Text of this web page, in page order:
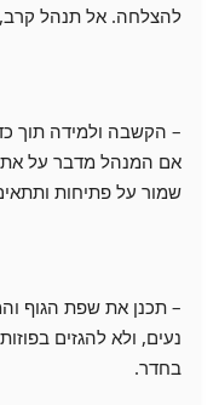
להצלחה. אל תנהל
– הקשבה ולמידה תוך
אם המנהל מדבר על
שמור על פתיחות
– תכנן את שפת הגוף
נעים, ולא להגזים
בחדר.